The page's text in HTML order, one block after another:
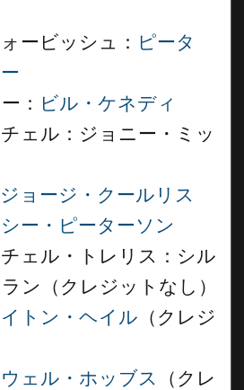
ービッシュ： ピータ
： ビル・ケネディ
ェル：ジョニー・ミッ
ジョージ・クールリス
シー・ピーターソン
ェル・トレリス：シル
ン（クレジットなし）
トン・ヘイル （クレジ
ェル・ホッブス
（クレ